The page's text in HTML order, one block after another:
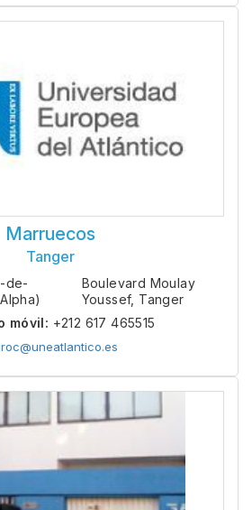
Marruecos
Tanger
de-
Boulevard Moulay
Youssef, Tanger
móvil: +212 617 465515